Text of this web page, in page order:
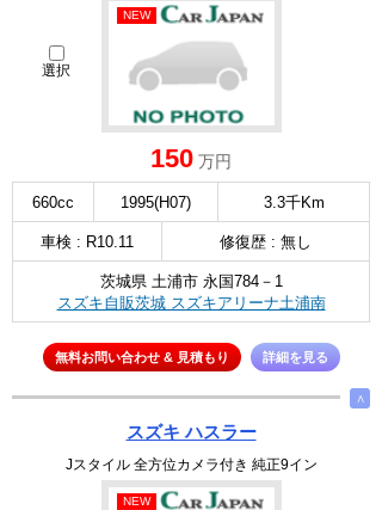
選択
NEW
150 万円
660cc 1995(H07) 3.3千Km
車検 : R10.11 修復歴 : 無し
茨城県 土浦市 永国784－1
スズキ自販茨城 スズキアリーナ土浦南
無料お問い合わせ & 見積もり 詳細を見る
∧
スズキ ハスラー
Jスタイル 全方位カメラ付き 純正9イン
NEW